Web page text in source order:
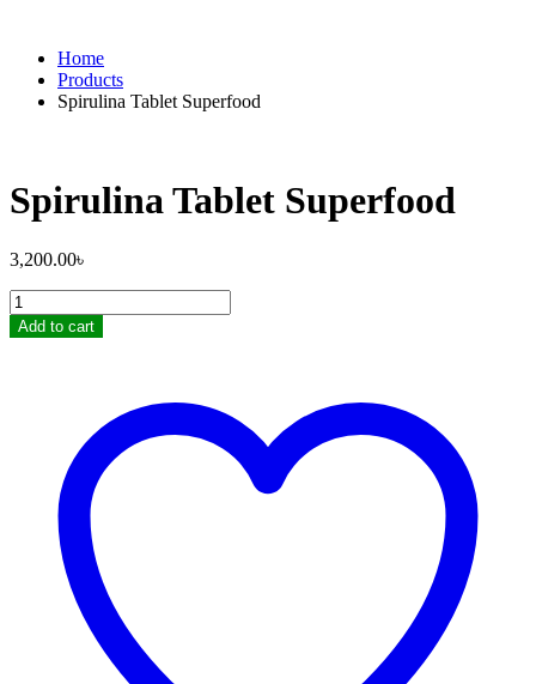
Home
Products
Spirulina Tablet Superfood
Spirulina Tablet Superfood
3,200.00৳
Spirulina
Tablet
Superfood
Add to cart